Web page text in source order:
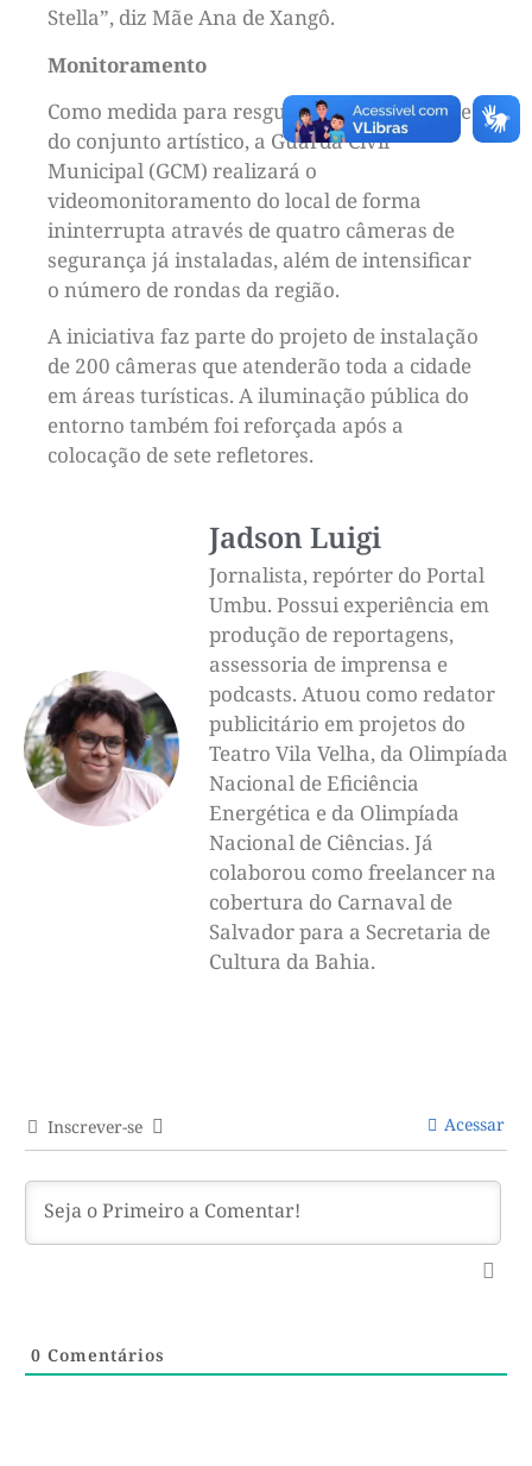
Stella”, diz Mãe Ana de Xangô.
Monitoramento
Como medida para resguardar a integridade
do conjunto artístico, a Guarda Civil
Municipal (GCM) realizará o
videomonitoramento do local de forma
ininterrupta através de quatro câmeras de
segurança já instaladas, além de intensificar
o número de rondas da região.
A iniciativa faz parte do projeto de instalação
de 200 câmeras que atenderão toda a cidade
em áreas turísticas. A iluminação pública do
entorno também foi reforçada após a
colocação de sete refletores.
Jadson Luigi
Jornalista, repórter do Portal
Umbu. Possui experiência em
produção de reportagens,
assessoria de imprensa e
podcasts. Atuou como redator
publicitário em projetos do
Teatro Vila Velha, da Olimpíada
Nacional de Eficiência
Energética e da Olimpíada
Nacional de Ciências. Já
colaborou como freelancer na
cobertura do Carnaval de
Salvador para a Secretaria de
Cultura da Bahia.
Inscrever-se Acessar
0 Comentários